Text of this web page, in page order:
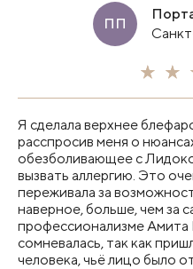
ПП
Я сделала верхнее
расспросив меня о
обезболивающее с
вызвать аллергию. Это
переживала за
наверное, больше, чем за
профессионализме Амита
сомневалась, так как
человека, чьё лицо было